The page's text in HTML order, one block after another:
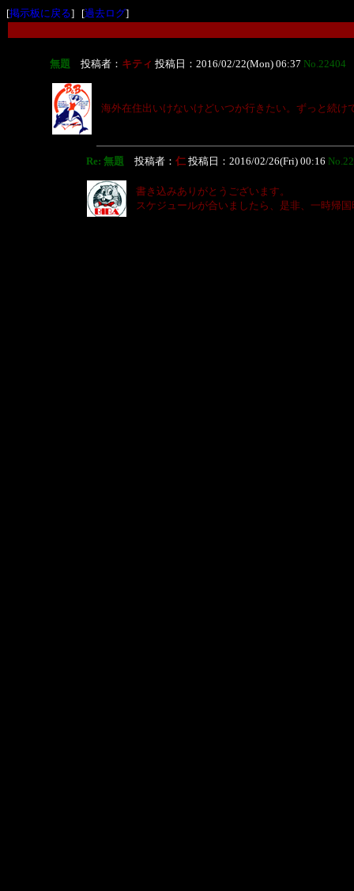
[掲示板に戻る] [過去ログ]
無題 投稿者： キティ 投稿日：2016/02/22(Mon) 06:37 No.22404
海外在住出いけないけどいつか行きたい。ずっと続け
Re: 無題 投稿者： 仁投稿日：2016/02/26(Fri) 00:16
書き込みありがとうございます。
スケジュールが合いましたら、是非、一時帰